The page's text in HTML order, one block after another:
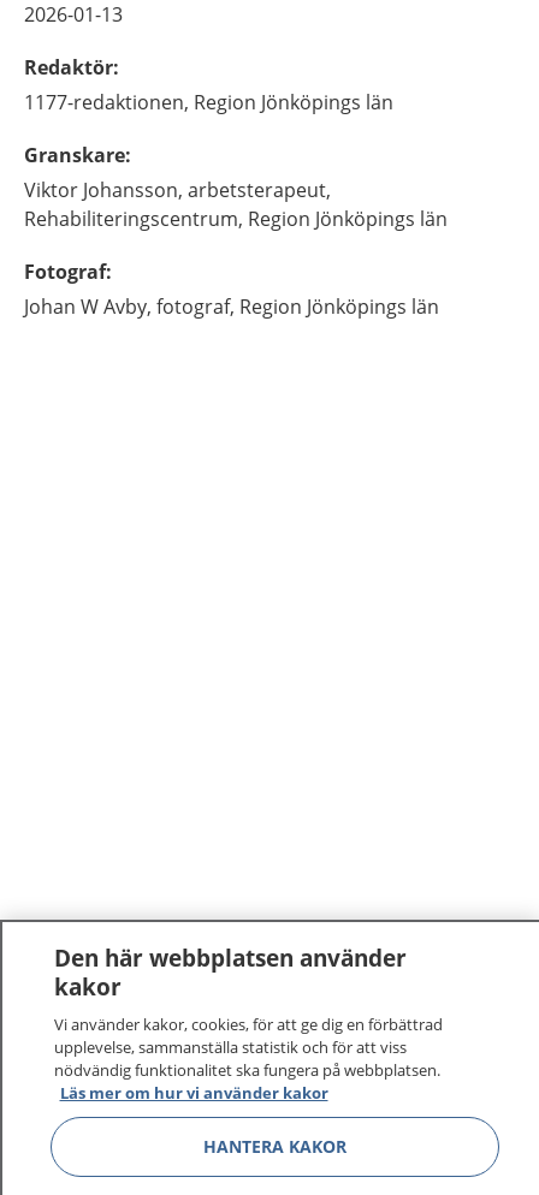
2026-01-13
Redaktör:
1177-redaktionen, Region Jönköpings län
Granskare:
Viktor Johansson, arbetsterapeut,
Rehabiliteringscentrum, Region Jönköpings län
Fotograf:
Johan W Avby, fotograf, Region Jönköpings län
1177 –tryggt om din hälsa och vård
På 1177.se får du råd om hälsa och information om
sjukdomar och vilka mottagningar du kan kontakta.
Logga in för att läsa din journal och göra dina
vårdärenden. Ring telefonnummer 1177 för
sjukvårdsrådgivning dygnet runt.
Den här webbplatsen använder
kakor
Vi använder kakor, cookies, för att ge dig en förbättrad
upplevelse, sammanställa statistik och för att viss
nödvändig funktionalitet ska fungera på webbplatsen.
Läs mer om hur vi använder kakor
HANTERA KAKOR